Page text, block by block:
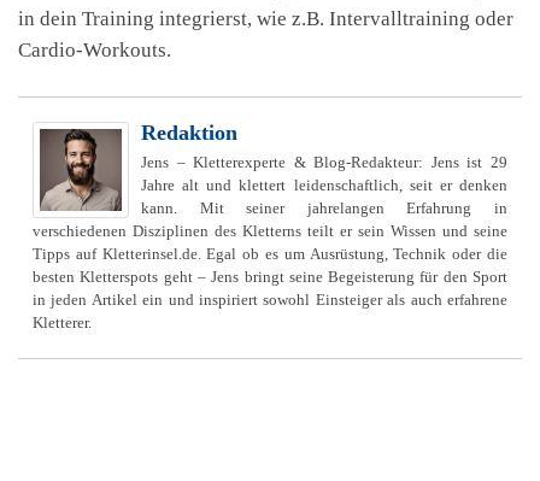
in dein Training integrierst, wie z.B. Intervalltraining oder
Cardio-Workouts.
Redaktion
Jens – Kletterexperte & Blog-Redakteur: Jens ist 29
Jahre alt und klettert leidenschaftlich, seit er denken
kann. Mit seiner jahrelangen Erfahrung in
verschiedenen Disziplinen des Kletterns teilt er sein Wissen und seine
Tipps auf Kletterinsel.de. Egal ob es um Ausrüstung, Technik oder die
besten Kletterspots geht – Jens bringt seine Begeisterung für den Sport
in jeden Artikel ein und inspiriert sowohl Einsteiger als auch erfahrene
Kletterer.